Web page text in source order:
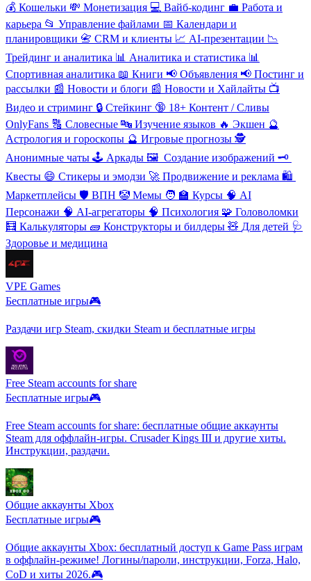
💰 Кошельки 💸 Монетизация 💻 Вайб-кодинг 💼 Работа и
карьера 📂 Управление файлами 📅 Календари и
планировщики 📇 CRM и клиенты 📈 AI-презентации 📉
Трейдинг и аналитика 📊 Аналитика и статистика 📊
Спортивная аналитика 📖 Книги 📢 Объявления 📢 Постинг и
рассылки 📰 Новости и блоги 📰 Новости и Хайлайты 📺
Видео и стриминг 🔒 Стейкинг 🔞 18+ Контент / Сливы
OnlyFans 🔠 Словесные 🔤 Изучение языков 🔥 Экшен 🔮
Астрология и гороскопы 🔮 Игровые прогнозы 🕵
️Анонимные чаты 🕹 ️Аркады 🖼 ️ Создание изображений 🗝
Квесты 😄 Стикеры и эмодзи 🚀 Продвижение и реклама 🛍
Маркетплейсы 🛡 ️ВПН 🤡 Мемы 🧑 ‍🏫 Курсы 🧠 AI
Персонажи 🧠 AI-агрегаторы 🧠 Психология 🧩 Головоломки
🧮 Калькуляторы 🧱 Конструкторы и билдеры 🧸 Для детей 🩺
Здоровье и медицина
VPE Games
Бесплатные игры🎮
Раздачи игр Steam, скидки Steam и бесплатные игры
Free Steam accounts for share
Бесплатные игры🎮
Free Steam accounts for share: бесплатные общие аккаунты
Steam для оффлайн-игры. Crusader Kings III и другие хиты.
Инструкции, раздачи.
Общие аккаунты Xbox
Бесплатные игры🎮
Общие аккаунты Xbox: бесплатный доступ к Game Pass играм
в оффлайн-режиме! Логины/пароли, инструкции, Forza, Halo,
CoD и хиты 2026.🎮